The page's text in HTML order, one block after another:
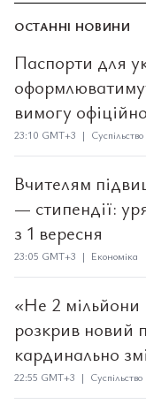
ОСТАННІ НОВИНИ
Паспорти для
вимогу
23:10 GMT+3 | Суспільство
Вчителям
— стипендії:
з 1 вересня
23:05 GMT+3 | Економіка
«Не 2
розкрив новий
кардинально
22:55 GMT+3 | Суспільство